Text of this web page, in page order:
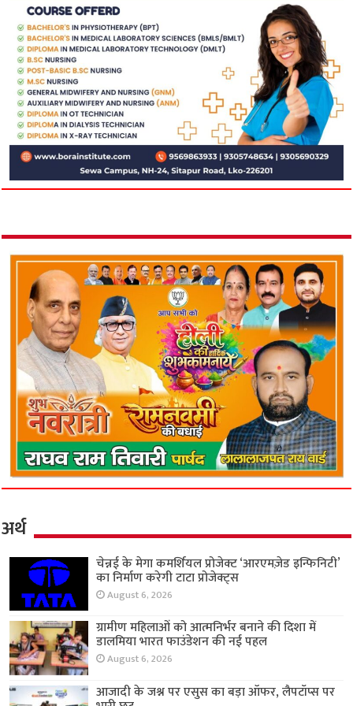
अर्थ
चेन्नई के मेगा कमर्शियल प्रोजेक्ट ‘आरएमज़ेड इन्फिनिटी’
का निर्माण करेगी टाटा प्रोजेक्ट्स
August 6, 2026
ग्रामीण महिलाओं को आत्मनिर्भर बनाने की दिशा में
डालमिया भारत फाउंडेशन की नई पहल
August 6, 2026
आजादी के जश्न पर एसुस का बड़ा ऑफर, लैपटॉप्स पर